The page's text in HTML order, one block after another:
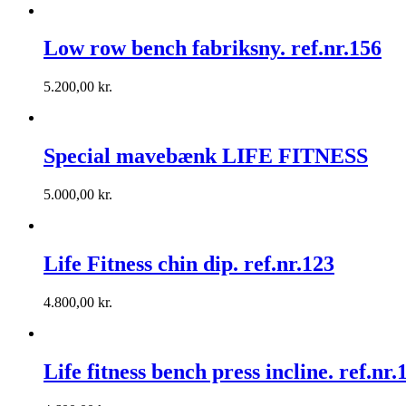
Low row bench fabriksny. ref.nr.156
5.200,00 kr.
Special mavebænk LIFE FITNESS
5.000,00 kr.
Life Fitness chin dip. ref.nr.123
4.800,00 kr.
Life fitness bench press incline.